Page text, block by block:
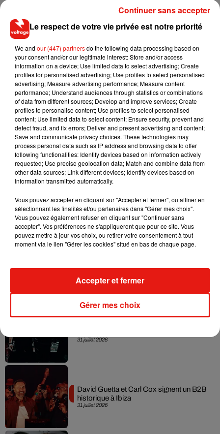
dépôt de cookies que vous avez exprimé. Si vous
souhaitez l'afficher, merci de nous donner votre accord
en cliquant sur le bouton ci-dessous.
Afficher l'élément
Musique
6 août 2026
dimension avec son premier...
leur mixtape créée en...
31 juillet 2026
31 juillet 2026
David Guetta et Carl Cox signent un B2B
historique à Ibiza
Le respect de votre vie privée est notre priorité
We and our (447) partnersdo the following data processing based on
your consent and/or our legitimate interest: Store and/or access
information on a device; Use limited data to select advertising; Create
profiles for personalised advertising; Use profiles to select personalised
advertising; Measure advertising performance; Measure content
performance; Understand audiences through statistics or combinations
of data from different sources; Develop and improve services; Create
profiles to personalise content; Use profiles to select personalised
content; Use limited data to select content; Ensure security, prevent and
detect fraud, and fix errors; Deliver and present advertising and content;
Save and communicate privacy choices. These technologies may
process personal data such as IP address and browsing data to offer
following functionalities: Identify devices based on information actively
requested; Use precise geolocation data; Match and combine data from
other data sources; Link different devices; Identify devices based on
information transmitted automatically.
Vous pouvez accepter en cliquant sur "Accepter et fermer", ou affiner en
sélectionnant les finalités et/ou partenaires dans "Gérer mes choix".
Vous pouvez également refuser en cliquant sur "Continuer sans
accepter". Vos préférences ne s'appliqueront que pour ce site. Vous
pouvez mettre à jour vos choix, ou retirer votre consentement à tout
moment via le lien "Gérer les cookies" situé en bas de chaque page.
Gérer mes choix
Accepter et fermer
Continuer sans accepter